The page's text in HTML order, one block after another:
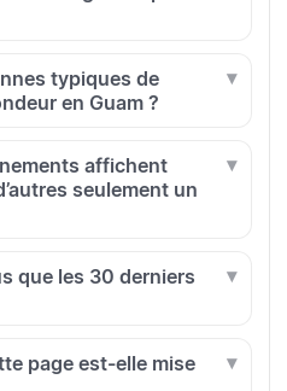
typiques de
en Guam ?
affichent
seulement un
que les 30 derniers
page est-elle mise